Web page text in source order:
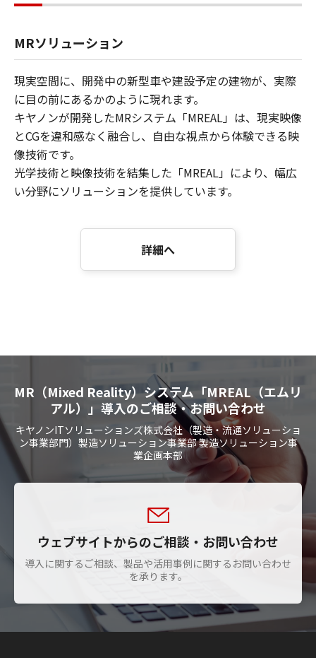
MRソリューション
現実空間に、開発中の新型車や建設予定の建物が、実際
に目の前にあるかのように現れます。
キヤノンが開発したMRシステム「MREAL」は、現実映像
とCGを違和感なく融合し、自由な視点から体験できる映
像技術です。
光学技術と映像技術を結集した「MREAL」により、幅広
い分野にソリューションを提供しています。
詳細へ
MR（Mixed Reality）システム「MREAL（エムリ
アル）」導入のご相談・お問い合わせ
キヤノンITソリューションズ株式会社（製造・流通ソリューショ
ン事業部門）製造ソリューション事業部 製造ソリューション事
業企画本部
ウェブサイトからのご相談・お問い合わせ
導入に関するご相談、製品や活用事例に関するお問い合わせ
を承ります。